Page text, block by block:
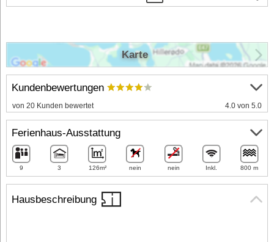
Hausbeschreibung
Kundenbewertungen
von 20 Kunden bewertet 4.0 von 5.0
Ferienhaus-Ausstattung
9 3 126m² nein nein Inkl. 800 m
Karte